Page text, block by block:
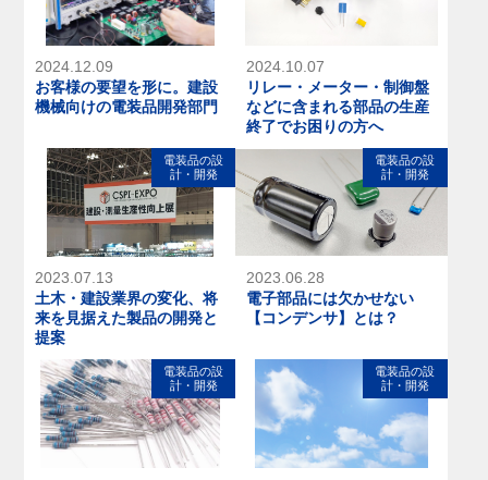
2024.12.09
お客様の要望を形に。建設
機械向けの電装品開発部門
2024.10.07
リレー・メーター・制御盤
などに含まれる部品の生産
終了でお困りの方へ
2023.07.13
土木・建設業界の変化、将
来を見据えた製品の開発と
提案
電装品の設
計・開発
2023.06.28
電子部品には欠かせない
【コンデンサ】とは？
電装品の設
計・開発
電装品の設
計・開発
電装品の設
計・開発